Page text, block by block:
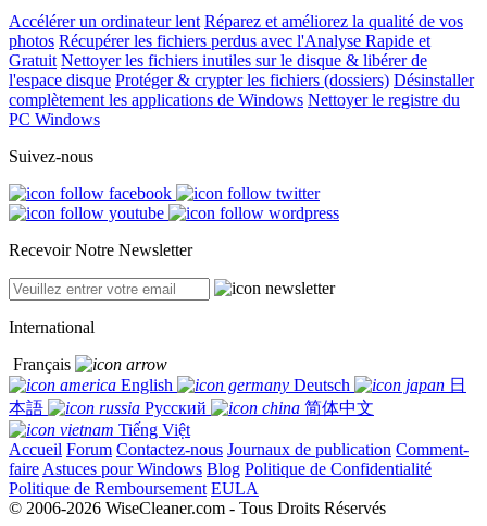
Accélérer un ordinateur lent Réparez et améliorez la qualité de vos
photos Récupérer les fichiers perdus avec l'Analyse Rapide et
Gratuit Nettoyer les fichiers inutiles sur le disque & libérer de
l'espace disque Protéger & crypter les fichiers (dossiers) Désinstaller
complètement les applications de Windows Nettoyer le registre du
PC Windows
Suivez-nous
Recevoir Notre Newsletter
International
Français
English
Deutsch
日
本語
Русский
简体中文
Tiếng Việt
Accueil Forum Contactez-nous Journaux de publication Comment-
faire Astuces pour Windows Blog Politique de Confidentialité
Politique de Remboursement EULA
© 2006-2026 WiseCleaner.com - Tous Droits Réservés